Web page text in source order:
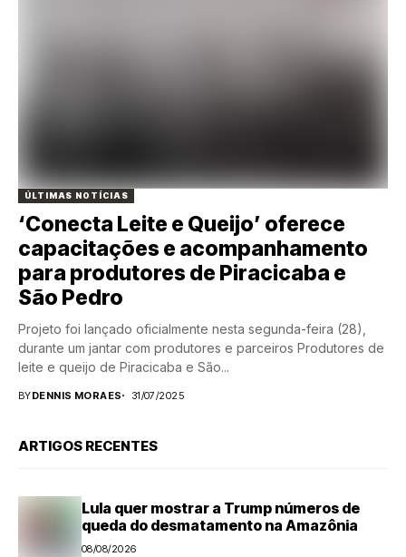
ÚLTIMAS NOTÍCIAS
‘Conecta Leite e Queijo’ oferece
capacitações e acompanhamento
para produtores de Piracicaba e
São Pedro
Projeto foi lançado oficialmente nesta segunda-feira (28),
durante um jantar com produtores e parceiros Produtores de
leite e queijo de Piracicaba e São...
BYDENNIS MORAES 31/07/2025
ARTIGOS RECENTES
Lula quer mostrar a Trump números de
queda do desmatamento na Amazônia
08/08/2026